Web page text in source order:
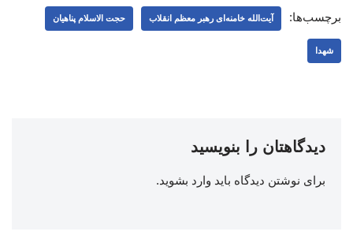
برچسب‌ها: آیت‌الله خامنه‌ای رهبر معظم انقلاب حجت الاسلام پناهیان
شهدا
دیدگاهتان را بنویسید
برای نوشتن دیدگاه باید وارد بشوید.